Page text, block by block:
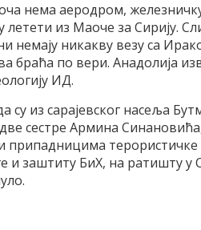
нема аеродром, железничку
из Маоче за Сирију.
немају никакву везу са
браћа по вери. Анадолија
ИД.
из сарајевског насеља
сестре Армина Синановића,
припадницима
и заштиту БиХ, на ратишту у